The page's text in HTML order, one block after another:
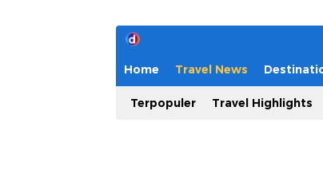
Home Travel News
Terpopuler Travel Highlights